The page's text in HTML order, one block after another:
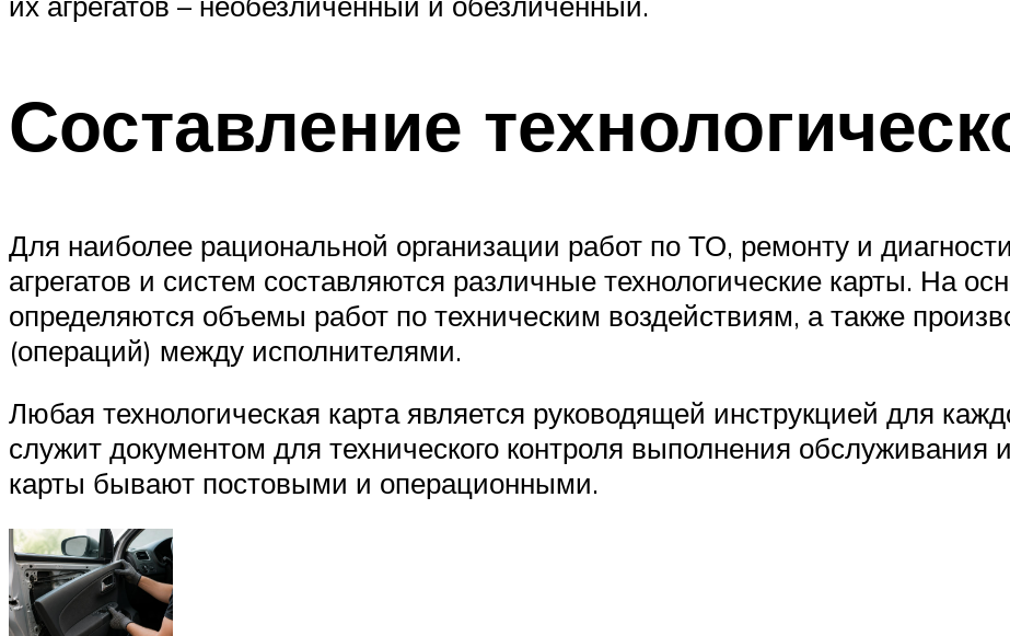
Составление
Для наиболее рациональной организации работ по ТО, ремонту и
агрегатов и систем составляются различные технологические карты. На
определяются объемы работ по техническим воздействиям, а также
(операций) между исполнителями.
Любая технологическая карта является руководящей инструкцией для
служит документом для технического контроля выполнения обслуживания
карты бывают постовыми и операционными.